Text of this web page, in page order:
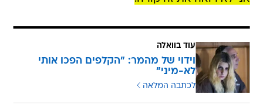
עוד בוואלה
וידוי של מהמר: "הקלפים הפכו אותי
לא-מיני"
לכתבה המלאה